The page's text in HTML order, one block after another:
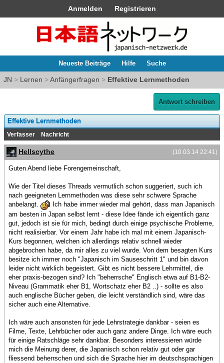
Anmelden Registrieren
Neueste Beiträge Hilfe Suche
JN > Lernen >Anfängerfragen > Effektive Lernmethoden
Antwort schreiben
Effektive Lernmethoden
Verfasser Nachricht
(10.03.14 22:41)
Hellscythe
Guten Abend liebe Forengemeinschaft,
Wie der Titel dieses Threads vermutlich schon suggeriert, such ich
nach geeigneten Lernmethoden was diese sehr schwere Sprache
anbelangt.
Ich habe immer wieder mal gehört, dass man Japanisch
am besten in Japan selbst lernt - diese Idee fände ich eigentlich ganz
gut, jedoch ist sie für mich, bedingt durch einige psychische Probleme,
nicht realisierbar. Vor einem Jahr habe ich mal mit einem Japanisch-
Kurs begonnen, welchen ich allerdings relativ schnell wieder
abgebrochen habe, da mir alles zu viel wurde. Von dem besagten Kurs
besitze ich immer noch "Japanisch im Sauseschritt 1" und bin davon
leider nicht wirklich begeistert. Gibt es nicht bessere Lehrmittel, die
eher praxis-bezogen sind? Ich "beherrsche" Englisch etwa auf B1-B2-
Niveau (Grammatik eher B1, Wortschatz eher B2 ..) - sollte es also
auch englische Bücher geben, die leicht verständlich sind, wäre das
sicher auch eine Alternative.
Ich wäre auch ansonsten für jede Lehrstrategie dankbar - seien es
Filme, Texte, Lehrbücher oder auch ganz andere Dinge. Ich wäre euch
für einige Ratschläge sehr dankbar. Besonders interessieren würde
mich die Meinung derer, die Japanisch schon relativ gut oder gar
fliessend beherrschen und sich die Sprache hier im deutschsprachigen